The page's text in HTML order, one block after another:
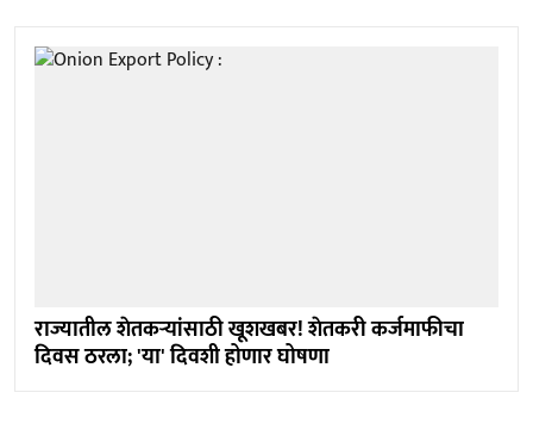
राज्यातील शेतकऱ्यांसाठी खूशखबर! शेतकरी कर्जमाफीचा
दिवस ठरला; 'या' दिवशी होणार घोषणा